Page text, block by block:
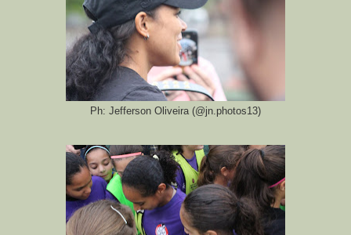
Ph: Jefferson Oliveira (@jn.photos13)